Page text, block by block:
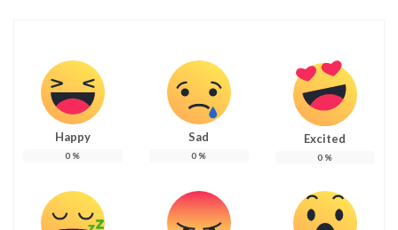
Happy
0 %
Sad
0 %
Excited
0 %